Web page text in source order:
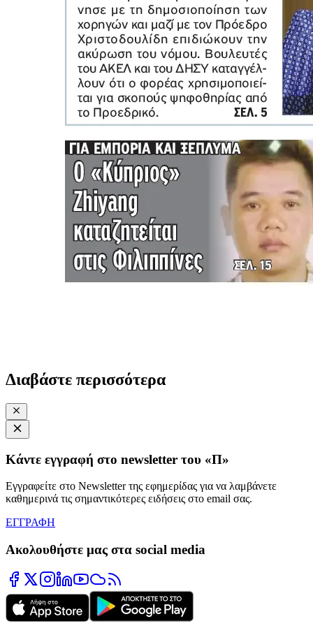
Διαβάστε περισσότερα
Κάντε εγγραφή στο newsletter του «Π»
Εγγραφείτε στο Newsletter της εφημερίδας για να λαμβάνετε
καθημερινά τις σημαντικότερες ειδήσεις στο email σας.
ΕΓΓΡΑΦΗ
Ακολουθήστε μας στα social media